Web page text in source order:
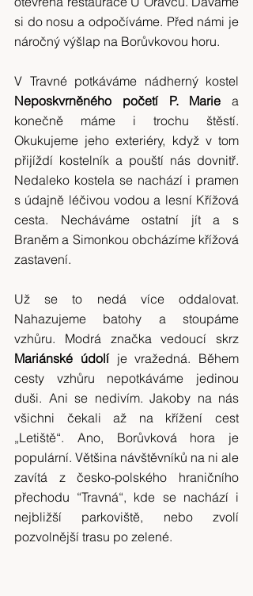
si do nosu a odpočíváme. Před námi je
náročný výšlap na Borůvkovou horu.
Neposkvrněného početí P. Marie a
konečně máme i trochu štěstí.
Okukujeme jeho exteriéry, když v tom
přijíždí kostelník a pouští nás dovnitř.
Nedaleko kostela se nachází i pramen
s údajně léčivou vodou a lesní Křížová
cesta. Necháváme ostatní jít a s
Braněm a Simonkou obcházíme křížová
zastavení.
Už se to nedá více oddalovat.
Nahazujeme batohy a stoupáme
Mariánské údolí je vražedná. Během
cesty vzhůru nepotkáváme jedinou
duši. Ani se nedivím. Jakoby na nás
všichni čekali až na křížení cest
„Letiště“. Ano, Borůvková hora je
populární. Většina návštěvníků na ni ale
zavítá z česko-polského hraničního
přechodu “Travná“, kde se nachází i
nejbližší parkoviště, nebo zvolí
pozvolnější trasu po zelené.